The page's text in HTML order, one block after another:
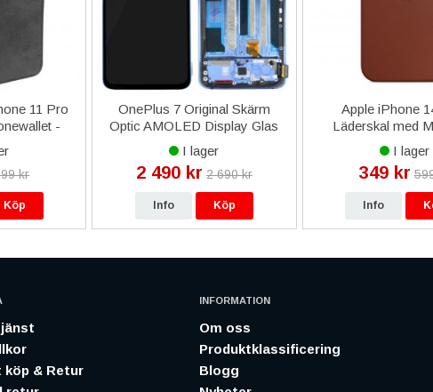
11 Pro
-
kr
Köp
OnePlus 7 Original Skärm
Optic AMOLED Display Glas
Komplett - Blå
I lager
2 490 kr 2 690 kr
Info Köp
Apple iPhone
Läderskal med
Original -
I lager
349 kr
Info
köp & Retur
INFORMATION
Om oss
Produktklassificering
Blogg